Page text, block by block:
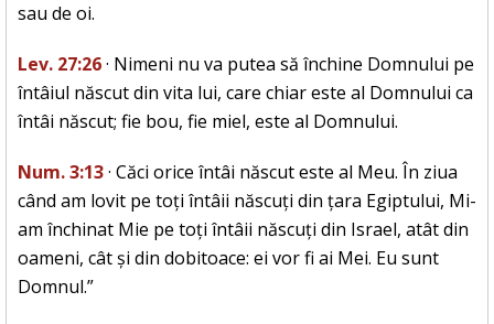
sau de oi.
Lev. 27:26· Nimeni nu va putea să închine Domnului pe
întâiul născut din vita lui, care chiar este al Domnului ca
întâi născut; fie bou, fie miel, este al Domnului.
Num. 3:13· Căci orice întâi născut este al Meu. În ziua
când am lovit pe toți întâii născuți din țara Egiptului, Mi-
am închinat Mie pe toți întâii născuți din Israel, atât din
oameni, cât și din dobitoace: ei vor fi ai Mei. Eu sunt
Domnul.”